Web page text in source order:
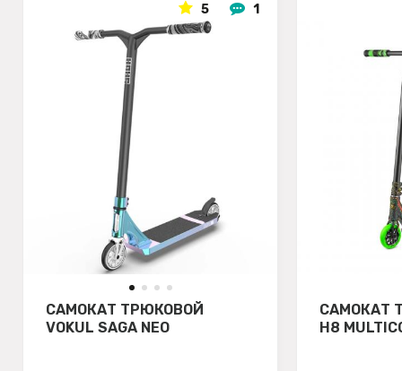
5 1
САМОКАТ ТРЮКОВОЙ
VOKUL SAGA NEO
САМОКАТ
H8